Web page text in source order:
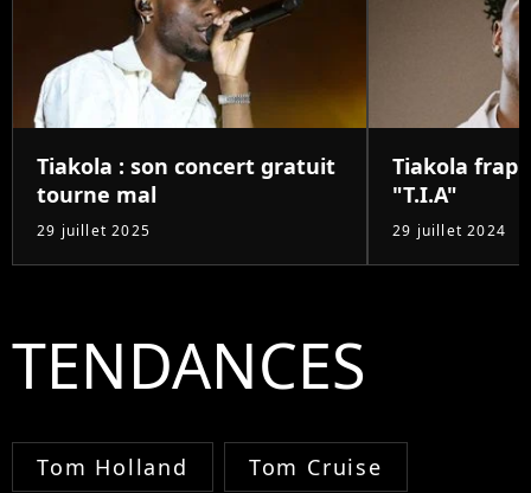
Tiakola : son concert gratuit
tourne mal
29 juillet 2025
Tiakola
"T.I.A"
29 juillet 2024
TENDANCES
Tom Holland Tom Cruise